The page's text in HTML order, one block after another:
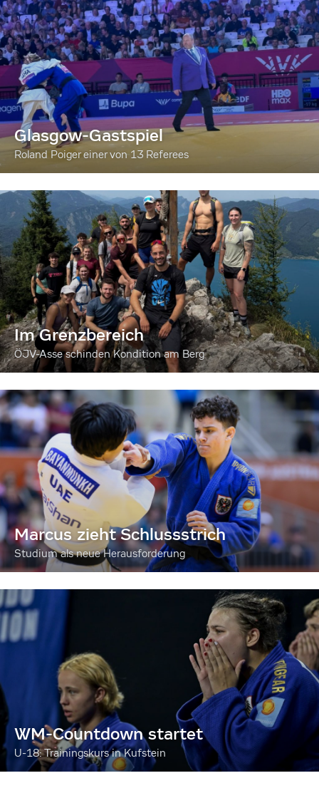
Glasgow-Gastspiel
Roland Poiger einer von 13 Referees
Im Grenzbereich
ÖJV-Asse schinden Kondition am Berg
Marcus zieht Schlussstrich
Studium als neue Herausforderung
WM-Countdown startet
U-18: Trainingskurs in Kufstein